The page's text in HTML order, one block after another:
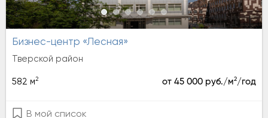
Бизнес-центр «Лесная»
Тверской район
582 м2 от 45 000 руб./м2/год
В мой список